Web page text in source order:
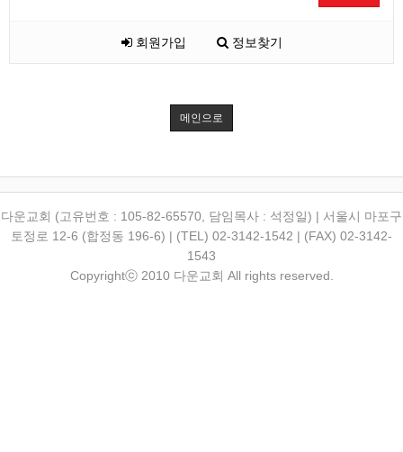
회원가입 정보찾기
메인으로
다운교회 (고유번호 : 105-82-65570, 담임목사 : 석정일) | 서울시 마포구
토정로 12-6 (합정동 196-6) | (TEL) 02-3142-1542 | (FAX) 02-3142-
1543
Copyrightⓒ 2010 다운교회 All rights reserved.